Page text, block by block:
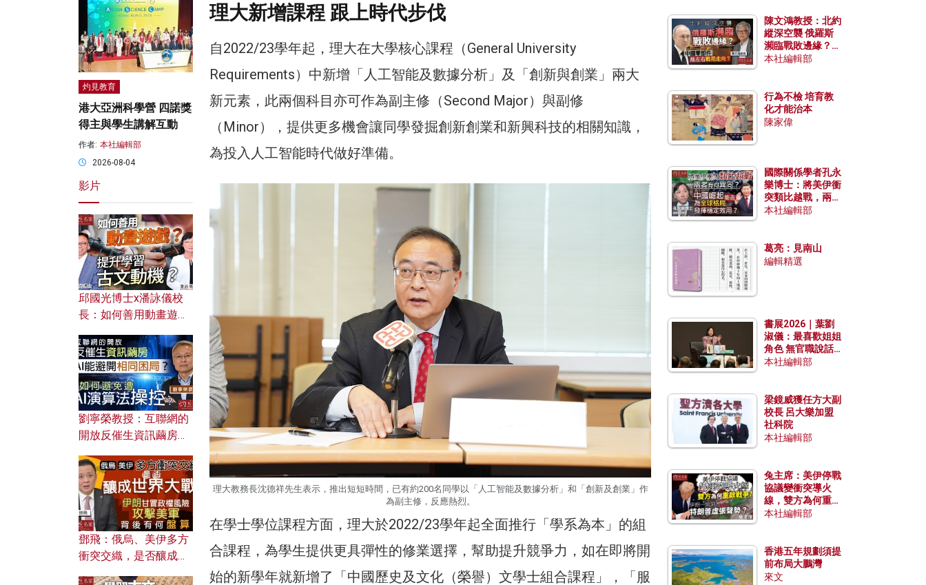
理大新增課程 跟上時代步伐
自2022/23學年起，理大在大學核心課程（General University
Requirements）中新增「人工智能及數據分析」及「創新與創業」兩大
新元素，此兩個科目亦可作為副主修（Second Major）與副修
（Minor），提供更多機會讓同學發掘創新創業和新興科技的相關知識，
為投入人工智能時代做好準備。
理大教務長沈德祥先生表示，推出短短時間，已有約200名同學以「人工智能及數據分析」和「創新及創業」作
為副主修，反應熱烈。
在學士學位課程方面，理大於2022/23學年起全面推行「學系為本」的組
合課程，為學生提供更具彈性的修業選擇，幫助提升競爭力，如在即將開
始的新學年就新增了「中國歷史及文化（榮譽）文學士組合課程」，「服
灼見教育
港大亞洲科學營 四諾獎
得主與學生講解互動
作者: 本社編輯部
2026-08-04
影片
邱國光博士x潘詠儀校
長：如何善用動畫遊戲
劉寧榮教授：互聯網的
開放反催生資訊繭房，
何避免遭AI演算法操
控？
鄧飛：俄烏、美伊多方
衝突交織，是否釀成世
陳文鴻教授：北約
縱深空襲 俄羅斯
瀕臨戰敗邊緣？中
國零部件能左右戰
本社編輯部
行為不檢 培育教
化才能治本
陳家偉
國際關係學者孔永
樂博士：將美伊衝
突類比越戰，兩者
有何異同？中國崛
本社編輯部
葛亮：見南山
編輯精選
書展2026｜葉劉
淑儀：最喜歡姐姐
角色 無官職說話
包袱少
本社編輯部
梁鏡威獲任方大副
校長 呂大樂加盟
社科院
本社編輯部
兔主席：美伊停戰
協議變衝突導火
線，雙方為何重啟
戰爭？伊朗一早洞
本社編輯部
香港五年規劃須提
前布局大鵬灣
來文